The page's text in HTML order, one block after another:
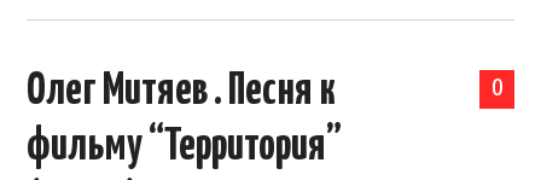
0
Олег Митяев . Песня к
фильму “Территория”